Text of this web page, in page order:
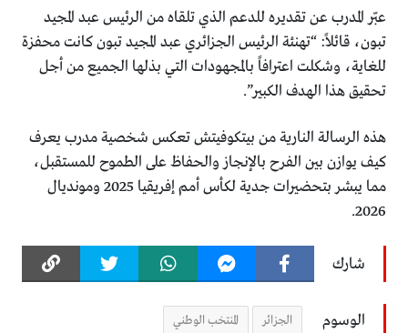
عبّر المدرب عن تقديره للدعم الذي تلقاه من الرئيس عبد المجيد
تبون، قائلاً: “تهنئة الرئيس الجزائري عبد المجيد تبون كانت محفزة
للغاية، وشكلت اعترافاً بالمجهودات التي بذلها الجميع من أجل
تحقيق هذا الهدف الكبير”.
هذه الرسالة النارية من بيتكوفيتش تعكس شخصية مدرب يعرف
كيف يوازن بين الفرح بالإنجاز والحفاظ على الطموح للمستقبل،
مما يبشر بتحضيرات جدية لكأس أمم إفريقيا 2025 ومونديال
2026.
شارك
الوسوم الجزائر المنتخب الوطني